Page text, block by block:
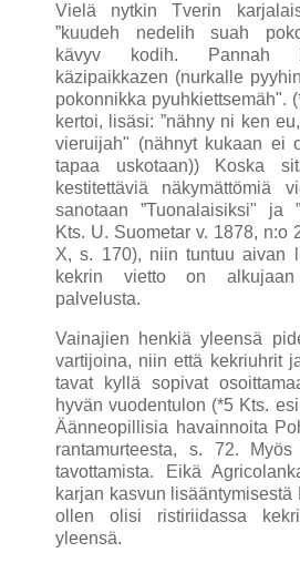
Vielä nytkin Tverin
”kuudeh nedelih suah
kävyv kodih. Pannah
käzipaikkazen (nurkalle
pokonnikka pyuhkiettsemäh".
kertoi, lisäsi: ”nähny ni ken
vieruijah" (nähnyt kukaan ei
tapaa uskotaan)) Koska
kestitettäviä näky­mättömiä
sanotaan ”Tuonalaisiksi" ja
Kts. U. Suometar v. 1878, n:o
X, s. 170), niin tuntuu aivan
kekrin vietto on
palvelusta.
Vainajien henkiä yleensä
vartijoina, niin että kekriuhrit
tavat kyllä sopivat
hyvän vuodentulon (*5 Kts.
Äänneopillisia havainnoita
rantamurteesta, s. 72.
tavottamista. Eikä
karjan kasvun lisääntymisestä
ollen olisi ristiriidassa
yleensä.